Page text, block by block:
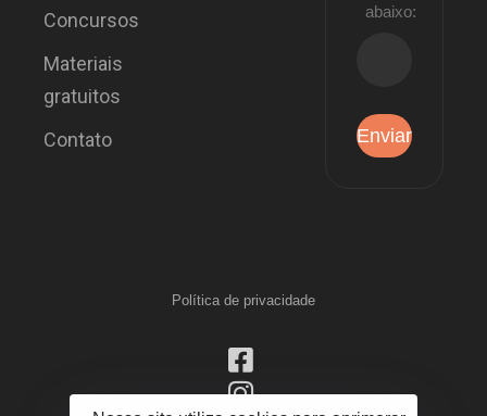
Concursos
Materiais
gratuitos
Contato
abaixo:
Política de privacidade